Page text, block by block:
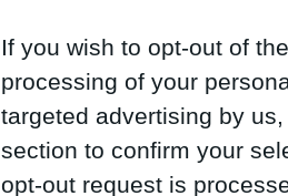
If you wish to opt-out of
processing of your
targeted advertising by
section to confirm your
opt-out request is